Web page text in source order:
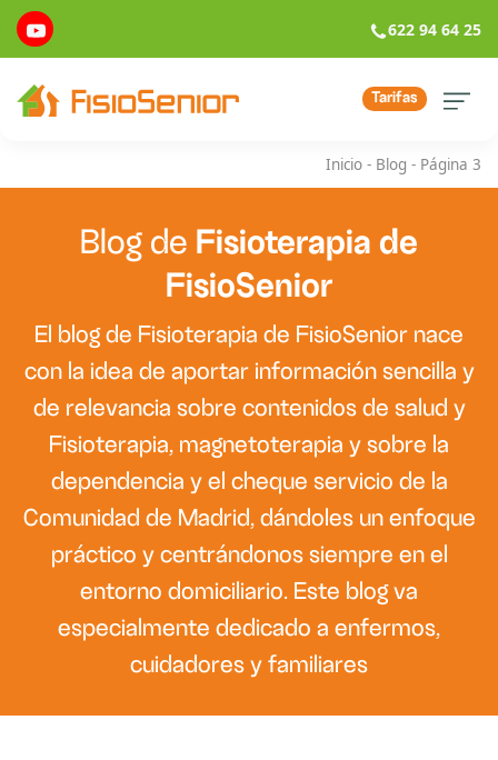
622 94 64 25
Tarifas
Inicio - Blog - Página 3
Blog de Fisioterapia de
FisioSenior
El blog de Fisioterapia de FisioSenior nace
con la idea de aportar información sencilla y
de relevancia sobre contenidos de salud y
Fisioterapia, magnetoterapia y sobre la
dependencia y el cheque servicio de la
Comunidad de Madrid, dándoles un enfoque
práctico y centrándonos siempre en el
entorno domiciliario. Este blog va
especialmente dedicado a enfermos,
cuidadores y familiares